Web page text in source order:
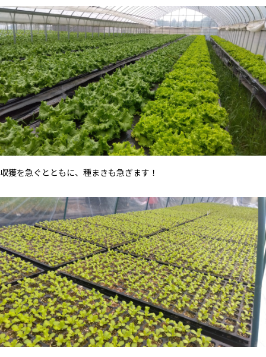
収獲を急ぐとともに、種まきも急ぎます！